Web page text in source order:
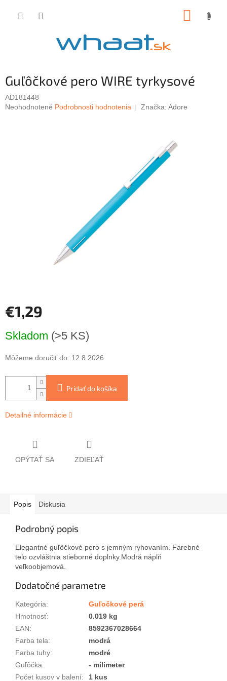
Guľôčkové pero WIRE tyrkysové
AD181448
Priemerné
Neohodnotené Podrobnosti hodnotenia Značka: Adore
€1,29
cena:
Skladom (>5 KS)
Môžeme doručiť do: 12.8.2026
Pridať do košíka
Detailné informácie
OPÝTAŤ SA ZDIEĽAŤ
Popis Diskusia
Podrobný popis
Elegantné guľôčkové pero s jemným ryhovaním. Farebné
telo ozvláštnia stieborné doplnky.Modrá náplň
veľkoobjemová.
Dodatočné parametre
Kategória:
Guľočkové perá
Hmotnosť:
0.019 kg
EAN:
8592367028664
Farba tela:
modrá
Farba tuhy:
modré
Guľôčka:
- milimeter
Počet kusov v balení: 1 kus